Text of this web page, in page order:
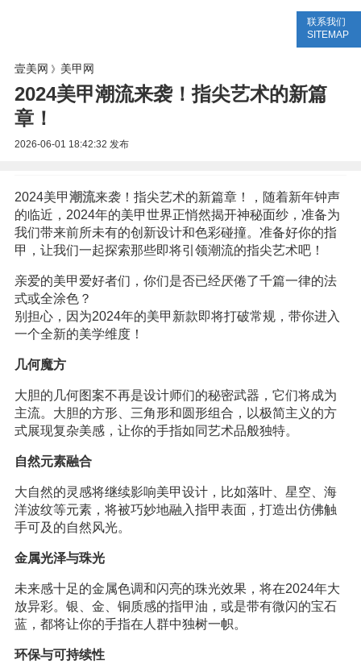
联系我们
SITEMAP
壹美网 》 美甲网
2024美甲潮流来袭！指尖艺术的新篇
章！
2026-06-01 18:42:32 发布
2024美甲潮流来袭！指尖艺术的新篇章！，随着新年钟声
的临近，2024年的美甲世界正悄然揭开神秘面纱，准备为
我们带来前所未有的创新设计和色彩碰撞。准备好你的指
甲，让我们一起探索那些即将引领潮流的指尖艺术吧！
亲爱的美甲爱好者们，你们是否已经厌倦了千篇一律的法
式或全涂色？
别担心，因为2024年的美甲新款即将打破常规，带你进入
一个全新的美学维度！
几何魔方
大胆的几何图案不再是设计师们的秘密武器，它们将成为
主流。大胆的方形、三角形和圆形组合，以极简主义的方
式展现复杂美感，让你的手指如同艺术品般独特。
自然元素融合
大自然的灵感将继续影响美甲设计，比如落叶、星空、海
洋波纹等元素，将被巧妙地融入指甲表面，打造出仿佛触
手可及的自然风光。
金属光泽与珠光
未来感十足的金属色调和闪亮的珠光效果，将在2024年大
放异彩。银、金、铜质感的指甲油，或是带有微闪的宝石
蓝，都将让你的手指在人群中独树一帜。
环保与可持续性